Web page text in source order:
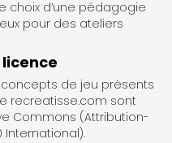
choix d’une pédagogie
pour des ateliers
concepts de jeu présents
recreatisse.com sont
Commons (Attribution-
International).